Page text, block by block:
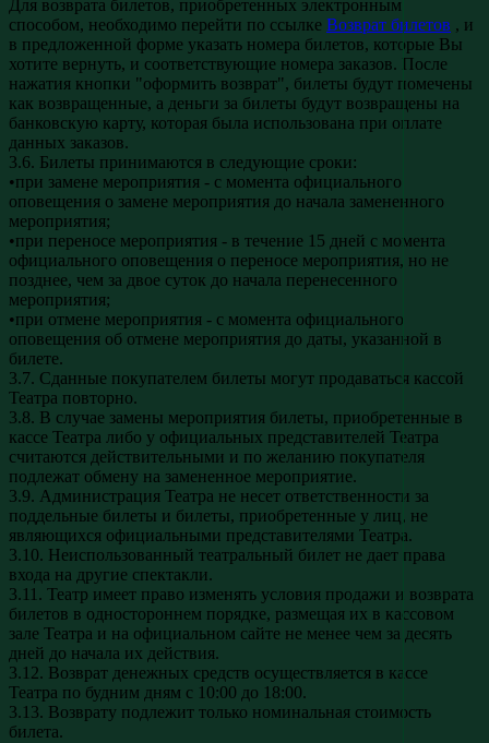
Для возврата билетов, приобретенных электронным
способом, необходимо перейти по ссылке Возврат билетов , и
в предложенной форме указать номера билетов, которые Вы
хотите вернуть, и соответствующие номера заказов. После
нажатия кнопки "оформить возврат", билеты будут помечены
как возвращенные, а деньги за билеты будут возвращены на
банковскую карту, которая была использована при оплате
данных заказов.
3.6. Билеты принимаются в следующие сроки:
•при замене мероприятия - с момента официального
оповещения о замене мероприятия до начала замененного
мероприятия;
•при переносе мероприятия - в течение 15 дней с момента
официального оповещения о переносе мероприятия, но не
позднее, чем за двое суток до начала перенесенного
мероприятия;
•при отмене мероприятия - с момента официального
оповещения об отмене мероприятия до даты, указанной в
билете.
3.7. Сданные покупателем билеты могут продаваться кассой
Театра повторно.
3.8. В случае замены мероприятия билеты, приобретенные в
кассе Театра либо у официальных представителей Театра
считаются действительными и по желанию покупателя
подлежат обмену на замененное мероприятие.
3.9. Администрация Театра не несет ответственности за
поддельные билеты и билеты, приобретенные у лиц, не
являющихся официальными представителями Театра.
3.10. Неиспользованный театральный билет не дает права
входа на другие спектакли.
3.11. Театр имеет право изменять условия продажи и возврата
билетов в одностороннем порядке, размещая их в кассовом
зале Театра и на официальном сайте не менее чем за десять
дней до начала их действия.
3.12. Возврат денежных средств осуществляется в кассе
Театра по будним дням с 10:00 до 18:00.
3.13. Возврату подлежит только номинальная стоимость
билета.